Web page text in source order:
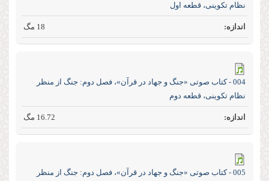
نظام تکوینی، قطعه اول
18 مگ
004 - کتاب صوتی «جنگ و جهاد در قرآن»، فصل دوم: جنگ از منظر
نظام تکوینی، قطعه دوم
16.72 مگ
005 - کتاب صوتی «جنگ و جهاد در قرآن»، فصل دوم: جنگ از منظر